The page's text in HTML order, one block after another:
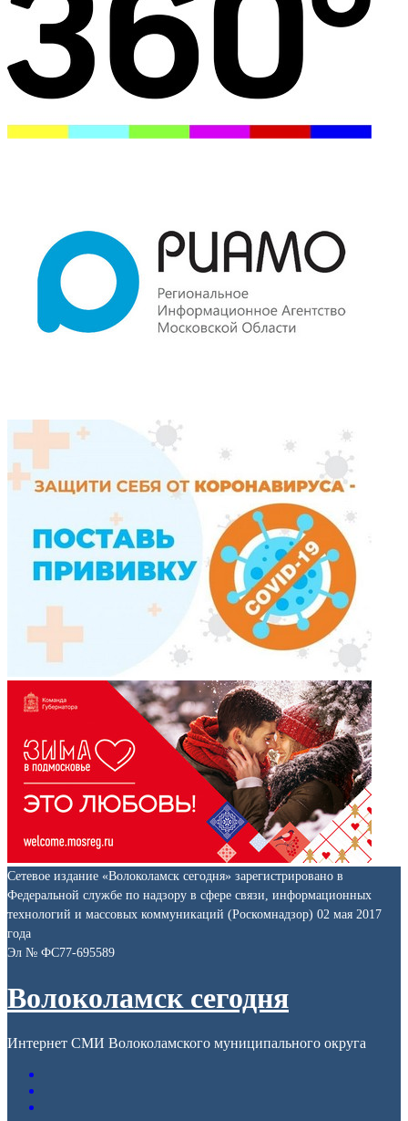
Сетевое издание «Волоколамск сегодня» зарегистрировано в
Федеральной службе по надзору в сфере связи, информационных
технологий и массовых коммуникаций (Роскомнадзор) 02 мая 2017
года
Эл № ФС77-695589
Волоколамск сегодня
Интернет СМИ Волоколамского муниципального округа